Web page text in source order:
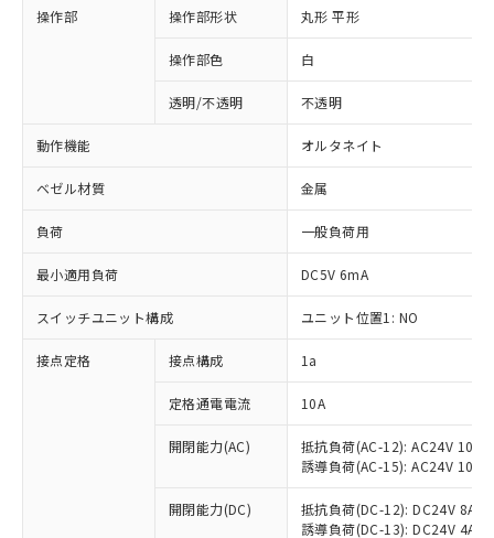
操作部 操作部形状 丸形 平形
操作部色 白
透明/不透明 不透明
動作機能 オルタネイト
ベゼル材質 金属
負荷 一般負荷用
最小適用負荷 DC5V 6mA
スイッチユニット構成 ユニット位置1: NO
接点定格 接点構成 1a
定格通電電流 10A
開閉能力(AC)
抵抗負荷(AC-12): AC24V 10A/
誘導負荷(AC-15): AC24V
開閉能力(DC)
抵抗負荷(DC-12): DC24V 8A/
誘導負荷(DC-13): DC24V 4A/
ご利用条件
対応済み：EU RoHS指令（10物質）の
非含有に対応した製品が提供可能な商品で
対応予定：EU RoHS指令（10物質）の非含
有に対応した製品に切り替える予定のある